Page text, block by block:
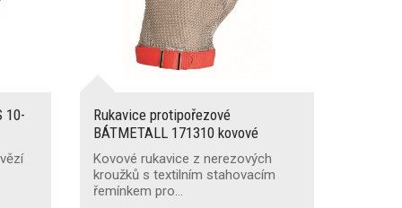
10-
Rukavice protipořezové
BÁTMETALL 171310 kovové
Kovové rukavice z nerezových
kroužků s textilním stahovacím
řemínkem pro…